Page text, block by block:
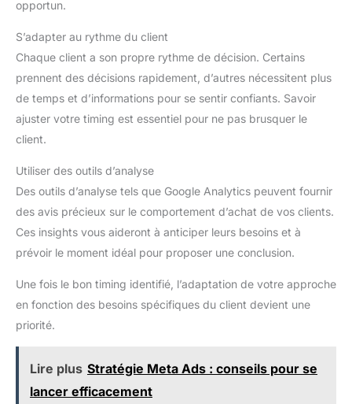
opportun.
S’adapter au rythme du client
Chaque client a son propre rythme de décision. Certains
prennent des décisions rapidement, d’autres nécessitent plus
de temps et d’informations pour se sentir confiants. Savoir
ajuster votre timing est essentiel pour ne pas brusquer le
client.
Utiliser des outils d’analyse
Des outils d’analyse tels que Google Analytics peuvent fournir
des avis précieux sur le comportement d’achat de vos clients.
Ces insights vous aideront à anticiper leurs besoins et à
prévoir le moment idéal pour proposer une conclusion.
Une fois le bon timing identifié, l’adaptation de votre approche
en fonction des besoins spécifiques du client devient une
priorité.
Lire plus Stratégie Meta Ads : conseils pour se
lancer efficacement